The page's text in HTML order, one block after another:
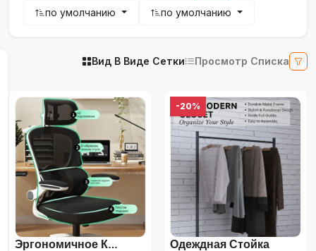
по умолчанию по умолчанию
Вид В Виде Сетки Просмотр Списка
Эргономичное Кресло (регулируемое)
-20%
Одеждная Стойка